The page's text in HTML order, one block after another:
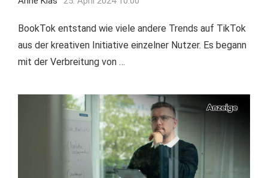
BookTok entstand wie viele andere Trends auf TikTok
aus der kreativen Initiative einzelner Nutzer. Es begann
mit der Verbreitung von …